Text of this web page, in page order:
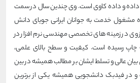
داده و داده کاوی است. وی چندین سال در سمت
مشغول خدمت به جوانان ایرانی جویای دانش
وی در زمینه های تخصصی مهندسی نرم افزار در
چاپ رسیده است. کیفیت و سطح بالای علمی،
عالی و تسلط ایشان بر مطالب همیشه در بین
در فیدبک دانشجویی همیشه یکی از برترین